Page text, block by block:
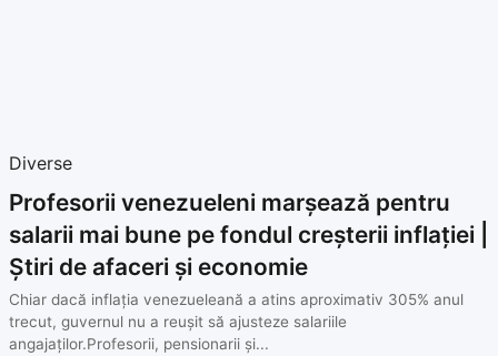
Diverse
Profesorii venezueleni marșează pentru
salarii mai bune pe fondul creșterii inflației |
Știri de afaceri și economie
Chiar dacă inflația venezueleană a atins aproximativ 305% anul
trecut, guvernul nu a reușit să ajusteze salariile
angajaților.Profesorii, pensionarii și...